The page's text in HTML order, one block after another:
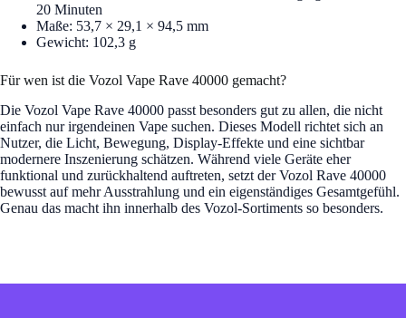
20 Minuten
Maße: 53,7 × 29,1 × 94,5 mm
Gewicht: 102,3 g
Für wen ist die Vozol Vape Rave 40000 gemacht?
Die Vozol Vape Rave 40000 passt besonders gut zu allen, die nicht
einfach nur irgendeinen Vape suchen. Dieses Modell richtet sich an
Nutzer, die Licht, Bewegung, Display-Effekte und eine sichtbar
modernere Inszenierung schätzen. Während viele Geräte eher
funktional und zurückhaltend auftreten, setzt der Vozol Rave 40000
bewusst auf mehr Ausstrahlung und ein eigenständiges Gesamtgefühl.
Genau das macht ihn innerhalb des Vozol-Sortiments so besonders.